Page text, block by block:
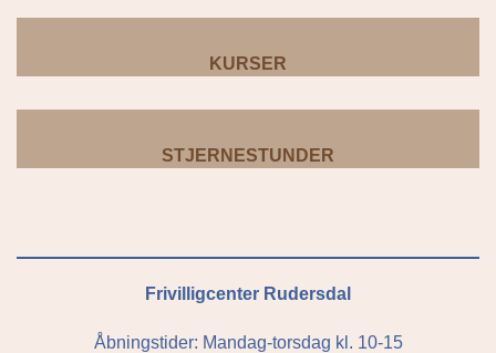
KURSER
STJERNESTUNDER
Frivilligcenter Rudersdal
Åbningstider: Mandag-torsdag kl. 10-15